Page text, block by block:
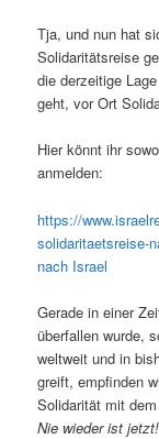
Tja, und nun hat
Solidaritätsreise
die derzeitige
geht, vor Ort
Hier könnt ihr
anmelden:
https://
solidaritaetsreise-
nach Israel
Gerade in einer
überfallen wurde,
weltweit und in
greift, empfinden
Solidarität mit
Nie wieder ist jetzt!